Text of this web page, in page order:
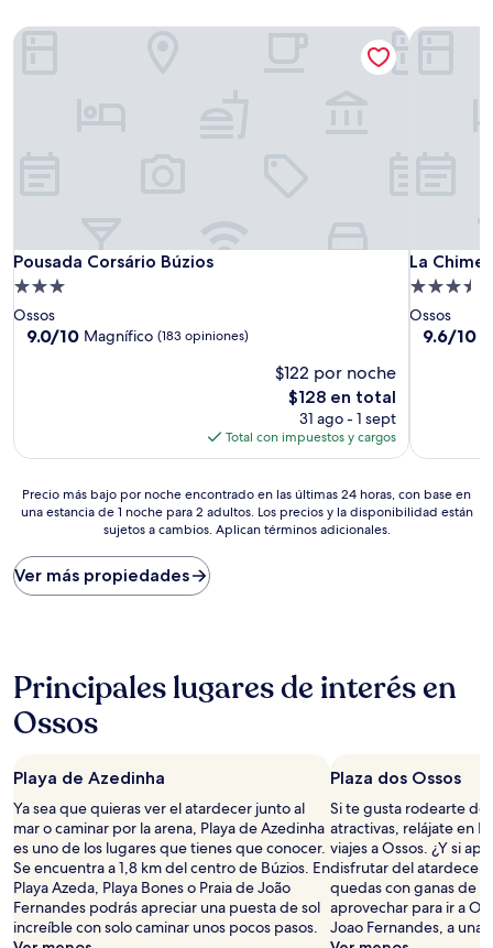
Pousada Corsário Búzios
Pousada Corsário Búzios
Propiedad
de
3.0
Ossos
9.0
9.0/10 Magnífico (183 opiniones)
$122 por noche
El
precio
actual
es
$128
$128 en total
31 ago - 1 sept
Total con impuestos y cargos
Pousada Corsário Búzios
La
La
Propiedad
de
3.5
Ossos
9.6
9.6/10
La
Precio
más
por
noche
encontrado
24
horas,
con
base
una
estancia
de
1
noche
para
2
adultos.
Los
Precio más bajo por noche encontrado en las últimas 24 horas, con base en
una estancia de 1 noche para 2 adultos. Los precios y la disponibilidad están
sujetos a cambios. Aplican términos adicionales.
Ver más propiedades
Principales lugares de interés en
Ossos
Playa de Azedinha
Ya sea que quieras ver el atardecer junto al
mar o caminar por la arena, Playa de Azedinha
es uno de los lugares que tienes que conocer.
Se encuentra a 1,8 km del centro de Búzios. En
Playa Azeda, Playa Bones o Praia de João
Fernandes podrás apreciar una puesta de sol
increíble con solo caminar unos pocos pasos.
Plaza dos Ossos
Si te gusta rodearte
atractivas, relájate en
viajes a Ossos. ¿Y si
disfrutar del atardecer
quedas con ganas de
aprovechar para ir a
Joao Fernandes, a una